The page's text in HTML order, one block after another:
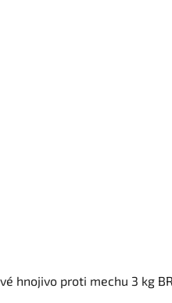
hnojivo proti mechu 3 kg